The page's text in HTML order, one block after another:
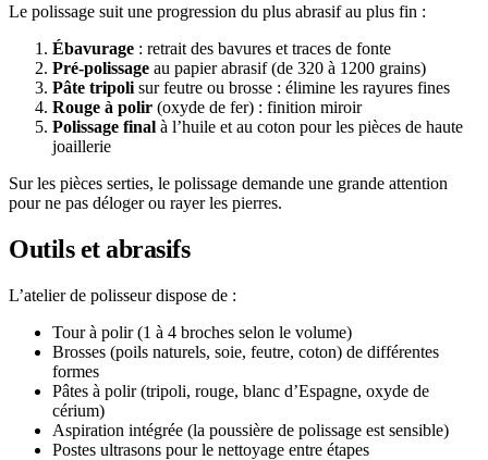
Le polissage suit une progression du plus abrasif au plus fin :
Ébavurage : retrait des bavures et traces de fonte
Pré-polissage au papier abrasif (de 320 à 1200 grains)
Pâte tripoli sur feutre ou brosse : élimine les rayures fines
Rouge à polir (oxyde de fer) : finition miroir
Polissage final à l’huile et au coton pour les pièces de haute
joaillerie
Sur les pièces serties, le polissage demande une grande attention
pour ne pas déloger ou rayer les pierres.
Outils et abrasifs
L’atelier de polisseur dispose de :
Tour à polir (1 à 4 broches selon le volume)
Brosses (poils naturels, soie, feutre, coton) de différentes
formes
Pâtes à polir (tripoli, rouge, blanc d’Espagne, oxyde de
cérium)
Aspiration intégrée (la poussière de polissage est sensible)
Postes ultrasons pour le nettoyage entre étapes